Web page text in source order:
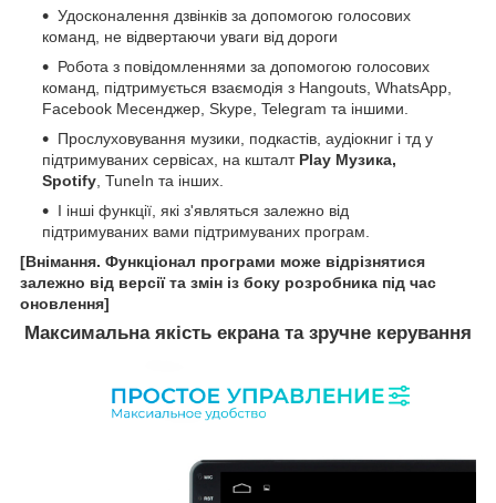
Удосконалення дзвінків за допомогою голосових
команд, не відвертаючи уваги від дороги
Робота з повідомленнями за допомогою голосових
команд, підтримується взаємодія з Hangouts, WhatsApp,
Facebook Месенджер, Skype, Telegram та іншими.
Прослуховування музики, подкастів, аудіокниг і тд у
підтримуваних сервісах, на кшталт Play Музика,
Spotify, TuneIn та інших.
І інші функції, які з'являться залежно від
підтримуваних вами підтримуваних програм.
[Внімання. Функціонал програми може відрізнятися
залежно від версії та змін із боку розробника під час
оновлення]
Максимальна якість екрана та зручне керування